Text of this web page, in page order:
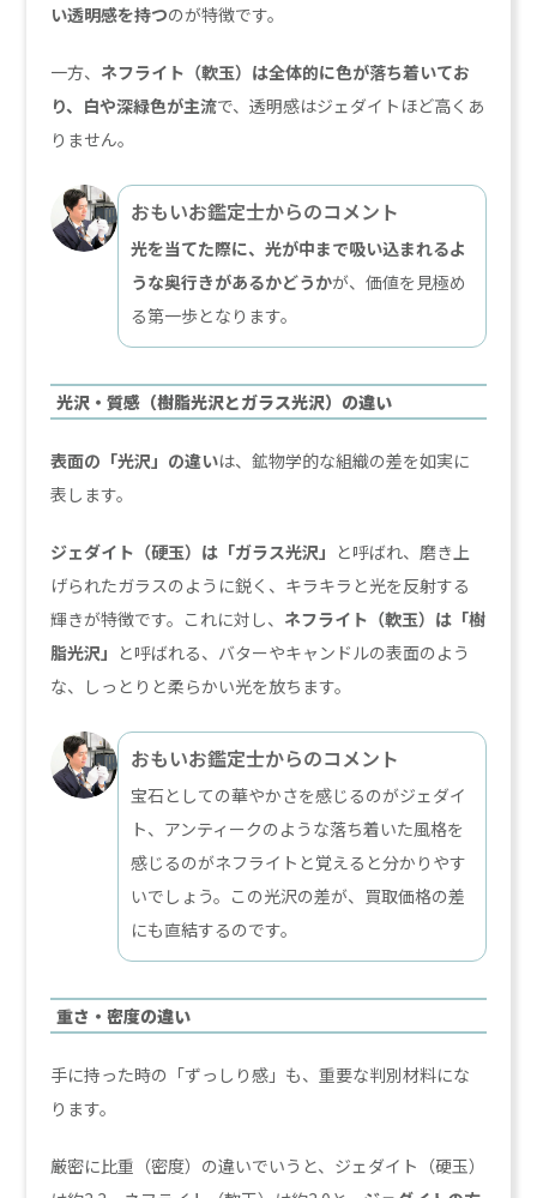
い透明感を持つのが特徴です。
一方、 ネフライト（軟玉）は全体的に色が落ち着いてお
り、白や深緑色が主流で、透明感はジェダイトほど高くあ
りません。
おもいお鑑定士からのコメント
光を当てた際に、光が中まで吸い込まれるよ
うな奥行きがあるかどうかが、価値を見極め
る第一歩となります。
光沢・質感（樹脂光沢とガラス光沢）の違い
表面の「光沢」の違いは、鉱物学的な組織の差を如実に
表します。
ジェダイト（硬玉）は「ガラス光沢」 と呼ばれ、磨き上
げられたガラスのように鋭く、キラキラと光を反射する
輝きが特徴です。これに対し、 ネフライト（軟玉）は「樹
脂光沢」 と呼ばれる、バターやキャンドルの表面のよう
な、しっとりと柔らかい光を放ちます。
おもいお鑑定士からのコメント
宝石としての華やかさを感じるのがジェダイ
ト、アンティークのような落ち着いた風格を
感じるのがネフライトと覚えると分かりやす
いでしょう。この光沢の差が、買取価格の差
にも直結するのです。
重さ・密度の違い
手に持った時の「ずっしり感」も、重要な判別材料にな
ります。
厳密に比重（密度）の違いでいうと、ジェダイト（硬玉）